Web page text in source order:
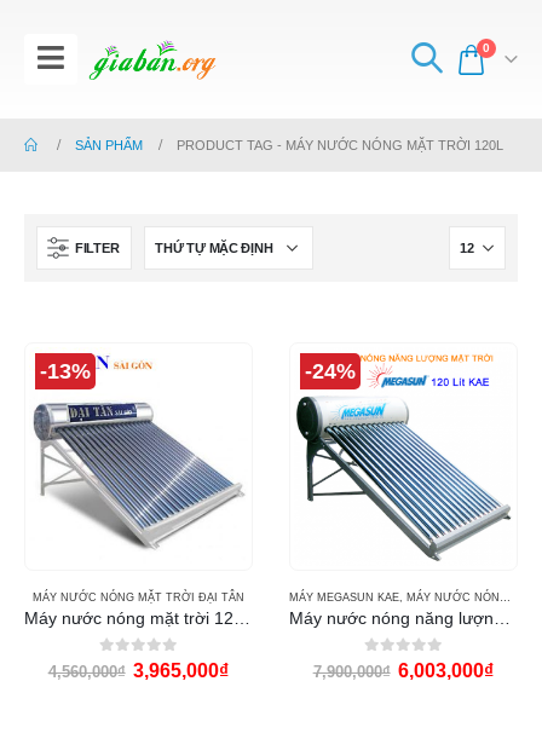
0
SẢN PHẨM PRODUCT TAG - MÁY NƯỚC NÓNG MẶT TRỜI 120L
FILTER
-13%
MÁY NƯỚC NÓNG MẶT TRỜI ĐẠI TÂN
0out of 5
4,560,000₫ 3,965,000₫
-24%
MÁY MEGASUN KAE MÁY NƯỚC NÓNG MẶT TRỜI MEGASUN
0out of 5
7,900,000₫ 6,003,000₫